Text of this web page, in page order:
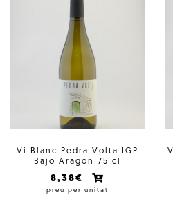
Vi Blanc Pedra Volta IGP
Bajo Aragon 75 cl
8,38€
preu per unitat